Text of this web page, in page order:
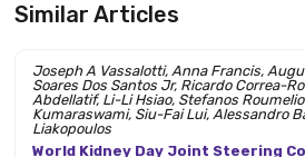
Similar Articles
Joseph A Vassalotti, Anna Francis,
Soares Dos Santos Jr, Ricardo Correa-
Abdellatif, Li-Li Hsiao, Stefanos
Kumaraswami, Siu-Fai Lui, Alessandro
Liakopoulos
World Kidney Day Joint Steering